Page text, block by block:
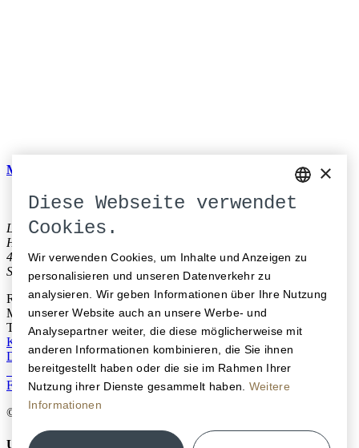
Melde dich bei unserem Newsletter an und stay up to date.
La Couronne Hotel Restaurant
Hauptgasse 64
4500 Solothurn
Schweiz
Reservation
M
info@lacouronne-solothurn.ch
T
+41 32 625 10 10
Kontakt
Öffnungszeiten Offene Stellen
Datenschutz Impressum
FacebookInstagramLinkedIn
© 2026 La Couronne
Unsere Genossenschaft
FRENCH
×
Diese Webseite verwendet
Cookies.
Wir verwenden Cookies, um Inhalte und Anzeigen zu
personalisieren und unseren Datenverkehr zu
analysieren. Wir geben Informationen über Ihre Nutzung
unserer Website auch an unsere Werbe- und
Analysepartner weiter, die diese möglicherweise mit
anderen Informationen kombinieren, die Sie ihnen
bereitgestellt haben oder die sie im Rahmen Ihrer
Nutzung ihrer Dienste gesammelt haben.
Weitere
Informationen